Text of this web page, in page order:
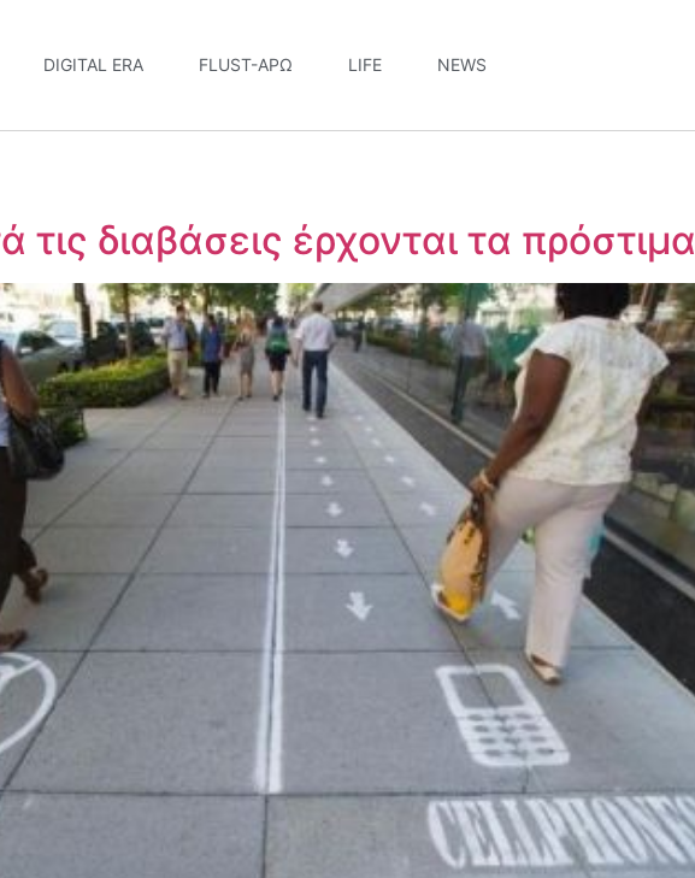
DIGITAL ERA FLUST-ΆΡΩ LIFE NEWS
διαβάσεις έρχονται τα πρόστιμα